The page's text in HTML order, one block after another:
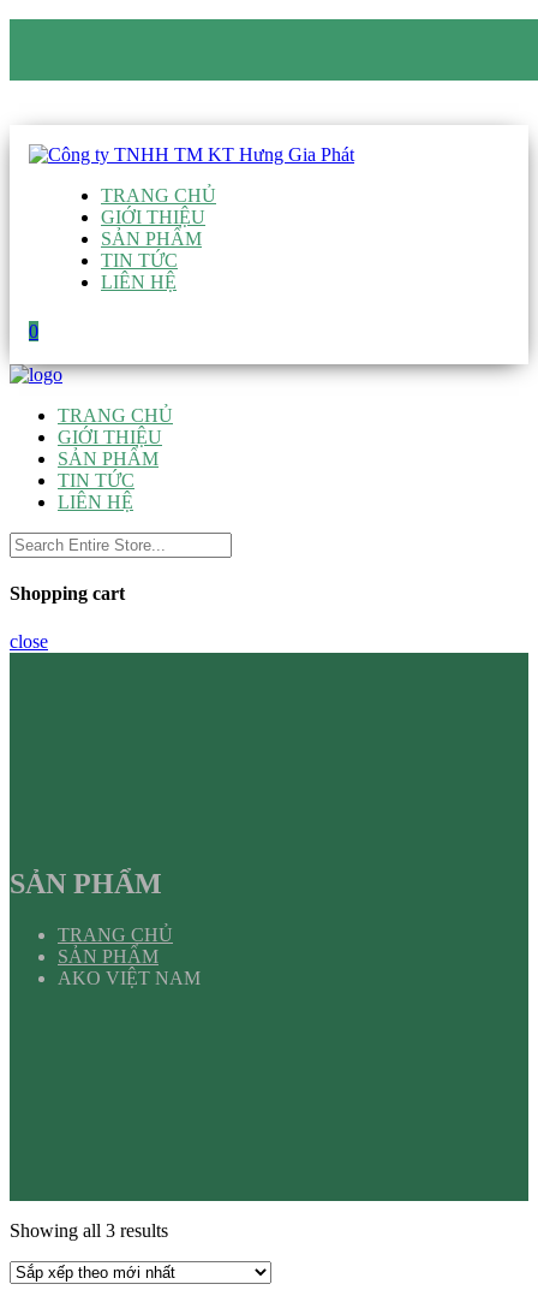
TRANG CHỦ
GIỚI THIỆU
SẢN PHẨM
TIN TỨC
LIÊN HỆ
0
TRANG CHỦ
GIỚI THIỆU
SẢN PHẨM
TIN TỨC
LIÊN HỆ
Shopping cart
close
SẢN PHẨM
TRANG CHỦ
SẢN PHẨM
AKO VIỆT NAM
Showing all 3 results